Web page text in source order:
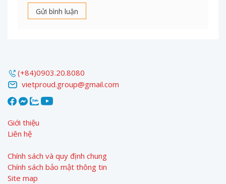
(+84)0903.20.8080
vietproud.group@gmail.com
Giới thiệu
Liên hệ
Chính sách và quy định chung
Chính sách bảo mật thông tin
Site map